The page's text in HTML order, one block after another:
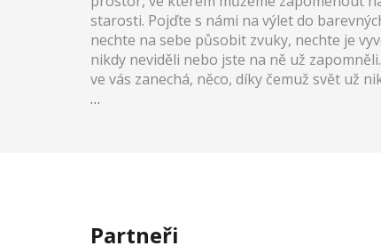
starosti. Pojďte s námi na výlet do
nechte na sebe působit zvuky, nechte je
nikdy neviděli nebo jste na ně už
ve vás zanechá, něco, díky čemuž svět už
…
Partneři